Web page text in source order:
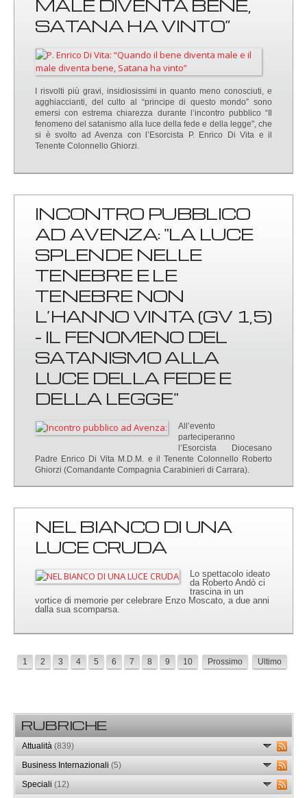
MALE DIVENTA BENE,
SATANA HA VINTO”
I risvolti più gravi, insidiosissimi in quanto meno conosciuti, e
agghiaccianti, del culto al “principe di questo mondo” sono
emersi con estrema chiarezza durante l’incontro pubblico “Il
fenomeno del satanismo alla luce della fede e della legge", che
si è svolto ad Avenza con l’Esorcista P. Enrico Di Vita e il
Tenente Colonnello Ghiorzi.
INCONTRO PUBBLICO
AD AVENZA: "LA LUCE
SPLENDE NELLE
TENEBRE E LE
TENEBRE NON
L’HANNO VINTA (GV 1,5)
- IL FENOMENO DEL
SATANISMO ALLA
LUCE DELLA FEDE E
DELLA LEGGE"
All’evento
parteciperanno
l’Esorcista Diocesano
Padre Enrico Di Vita M.D.M. e il Tenente Colonnello Roberto
Ghiorzi (Comandante Compagnia Carabinieri di Carrara).
NEL BIANCO DI UNA
LUCE CRUDA
Lo spettacolo ideato
da Roberto Andò ci
trascina in un
vortice di memorie per celebrare Enzo Moscato, a due anni
dalla sua scomparsa.
1 2 3 4 5 6 7 8 9 10 Prossimo Ultimo
RUBRICHE
Attualità (839)
Business Internazionali (5)
Speciali (12)